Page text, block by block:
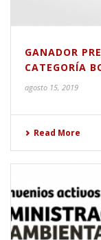
GANADOR
CATEGORÍA
agosto 15, 2019
Read More